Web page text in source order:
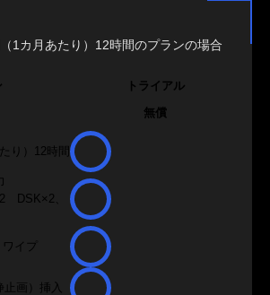
1カ月あたり）12時間のプランの場合
トライアル
無償
り）12時間
DSK×2、
イプ
止画）挿入